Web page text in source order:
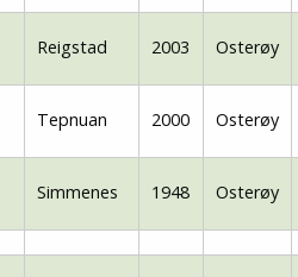
Reigstad 2003 Osterøy
Tepnuan 2000 Osterøy
Simmenes 1948 Osterøy